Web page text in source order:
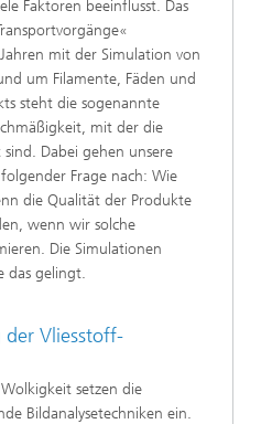
Faktoren beeinflusst. Das
mit der Simulation von
um Filamente, Fäden und
steht die sogenannte
mit der die
Dabei gehen unsere
Frage nach: Wie
die Qualität der Produkte
wenn wir solche
Die Simulationen
das gelingt.
Vliesstoff-
setzen die
Bildanalysetechniken ein.